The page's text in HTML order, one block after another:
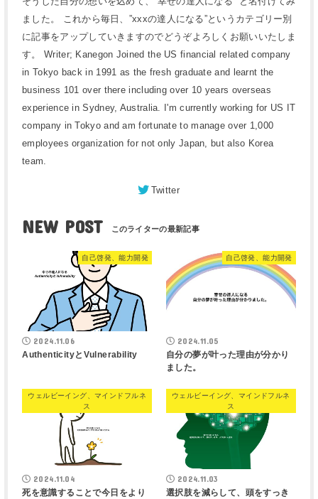
ました。 これから毎日、”xxxの達人になる”というカテゴリー別
に記事をアップしていきますのでどうぞよろしくお願いいたしま
す。 Writer; Kanegon Joined the US financial related company
in Tokyo back in 1991 as the fresh graduate and learnt the
business 101 over there including over 10 years overseas
experience in Sydney, Australia. I'm currently working for US IT
company in Tokyo and am fortunate to manage over 1,000
employees organization for not only Japan, but also Korea
team.
Twitter
NEW POST
自己啓発、能力開発
2024.11.06
AuthenticityとVulnerability
自己啓発、能力開発
2024.11.05
自分の夢が叶った理由が分かり
ました。
ウェルビーイング、マインドフルネ
ス
2024.11.04
死を意識することで今日をより
ウェルビーイング、マインドフルネ
ス
2024.11.03
選択肢を減らして、頭をすっき